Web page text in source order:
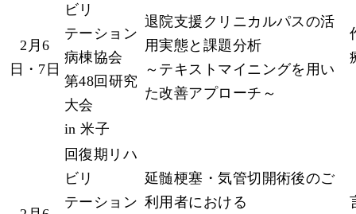
2月6
日・7日
ビリ
テーション
病棟協会
第48回研究
大会
in 米子
退院支援クリニカルパスの活
用実態と課題分析
～テキストマイニングを用い
た改善アプローチ～
回復期リハ
ビリ
テーション
延髄梗塞・気管切開術後のご
利用者における